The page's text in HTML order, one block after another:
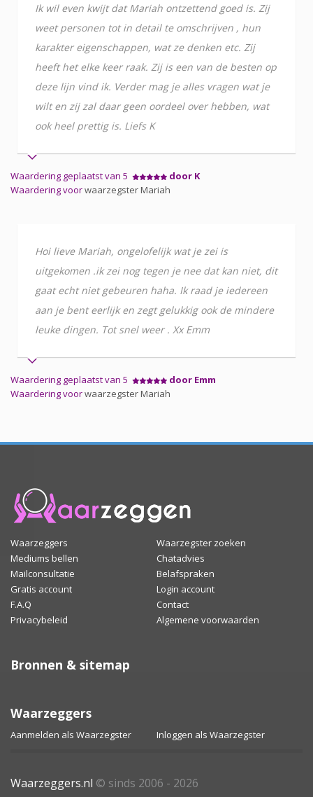
Ik wil even kwijt dat Mariah ontzettend goed is. Zij
weet personen tot in detail te omschrijven , hun
karakter eigenschappen, wat ze denken etc. Zij
heeft het elke keer raak. Zij is een van de besten op
deze lijn vind ik. Verder mag je alles vragen wat je
wilt en zij zal daar geen oordeel over hebben, wat
ook heel prettig is. Liefs K
Waardering geplaatst van 5
door K
Waardering voorwaarzegster Mariah
Hoi lieve Mariah, ongelofelijk wat je zei is
uitgekomen .ik zei nog tegen je nee dat kan niet, dit
gaat echt niet gebeuren haha. Ik raad je iedereen
aan je bent eerlijk en zegt gelukkig ook de mindere
leuke dingen. Tot snel weer . Xx Emm
Waardering geplaatst van 5
door Emm
Waardering voorwaarzegster Mariah
Waarzeggers
Waarzegster zoeken
Mediums bellen
Chatadvies
Mailconsultatie
Belafspraken
Gratis account
Login account
F.A.Q
Contact
Privacybeleid
Algemene voorwaarden
Bronnen & sitemap
Waarzeggers
Aanmelden als Waarzegster Inloggen als Waarzegster
Waarzeggers.nl © sinds 2006 - 2026